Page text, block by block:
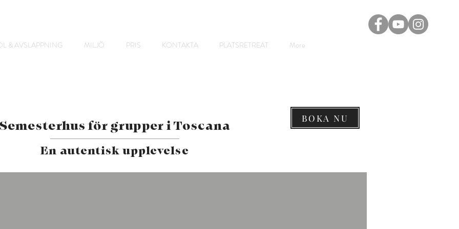
& AVSLAPPNING MILJÖ PRIS KONTAKTA PLATSRETREAT More
Semesterhus för grupper i Toscana
BOKA NU
En autentisk upplevelse